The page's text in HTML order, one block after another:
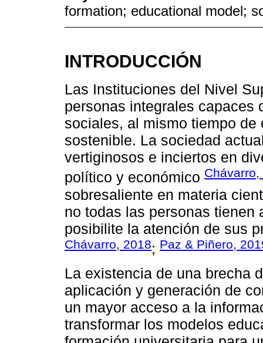
formation; educational model;
INTRODUCCIÓN
Las Instituciones del Nivel
personas integrales capaces
sociales, al mismo tiempo
sostenible. La sociedad
vertiginosos e inciertos en
político y económico Chávarro,
sobresaliente en materia
no todas las personas
posibilite la atención de sus
Chávarro, 2018; Paz & Piñero,
La existencia de una brecha
aplicación y generación de
un mayor acceso a la
transformar los modelos